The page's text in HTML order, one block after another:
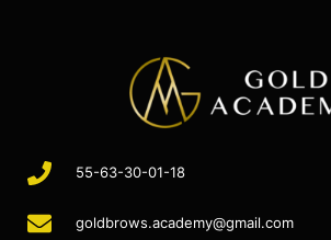
55-63-30-01-18
goldbrows.academy@gmail.com